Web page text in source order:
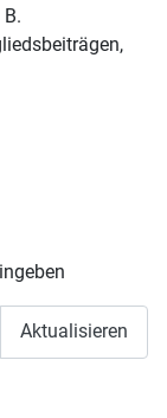
Aktualisieren